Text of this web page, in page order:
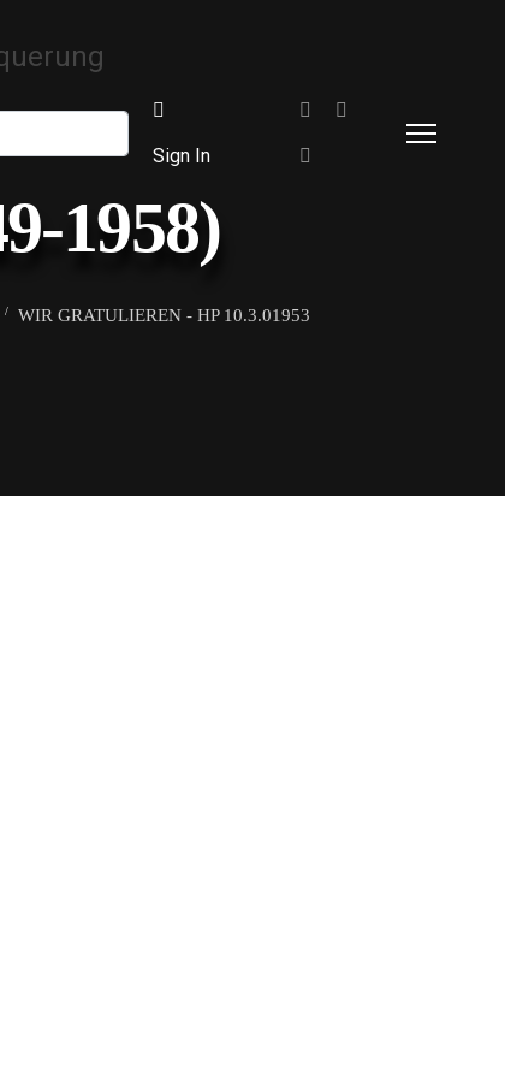
Sign In
1958)
WIR GRATULIEREN - HP 10.3.01953